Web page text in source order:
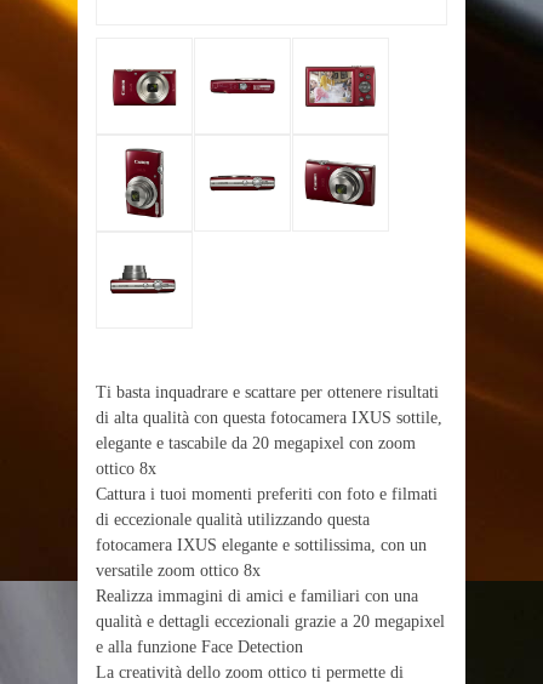
Ti basta inquadrare e scattare per ottenere risultati
di alta qualità con questa fotocamera IXUS sottile,
elegante e tascabile da 20 megapixel con zoom
ottico 8x
Cattura i tuoi momenti preferiti con foto e filmati
di eccezionale qualità utilizzando questa
fotocamera IXUS elegante e sottilissima, con un
versatile zoom ottico 8x
Realizza immagini di amici e familiari con una
qualità e dettagli eccezionali grazie a 20 megapixel
e alla funzione Face Detection
La creatività dello zoom ottico ti permette di